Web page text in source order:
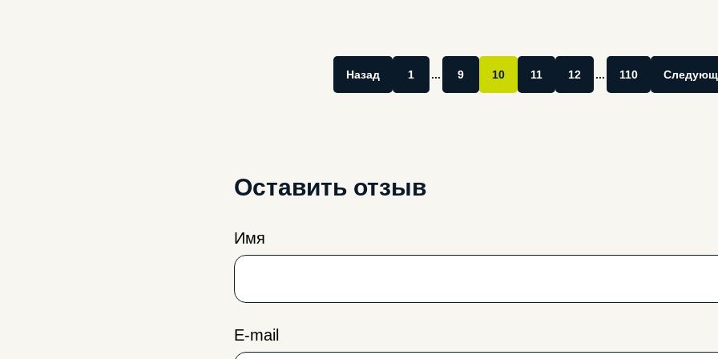
Назад 1 ... 9 10 11 12 ... 110
Оставить отзыв
Имя
E-mail